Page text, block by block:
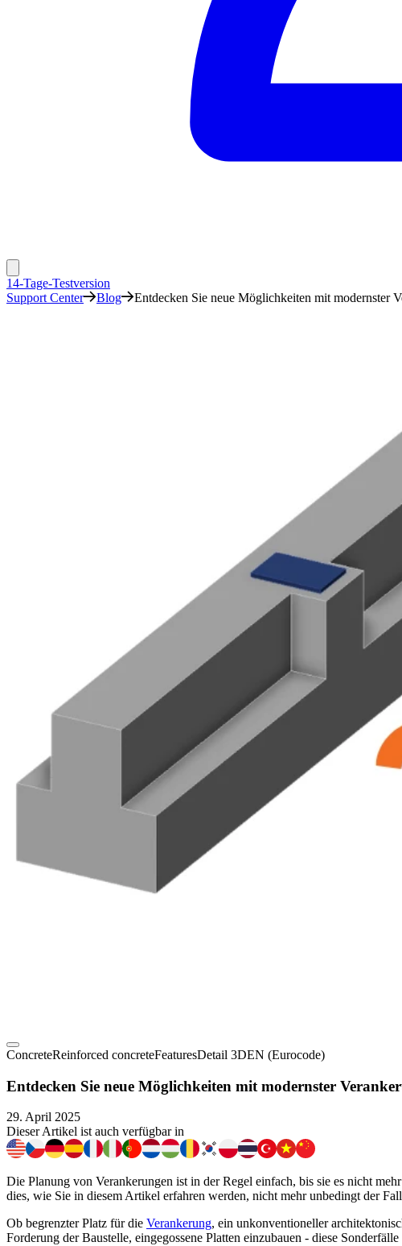
14-Tage-Testversion
Support Center
Blog Entdecken Sie neue Möglichkeiten mit modernster
ConcreteReinforced concreteFeaturesDetail 3DEN (Eurocode)
Entdecken Sie neue Möglichkeiten mit modernster
29. April 2025
Dieser Artikel ist auch verfügbar in
Die Planung von Verankerungen ist in der Regel einfach, bis sie es nicht
dies, wie Sie in diesem Artikel erfahren werden, nicht mehr unbedingt der
Ob begrenzter Platz für die Verankerung, ein unkonventioneller
Forderung der Baustelle, eingegossene Platten einzubauen - diese